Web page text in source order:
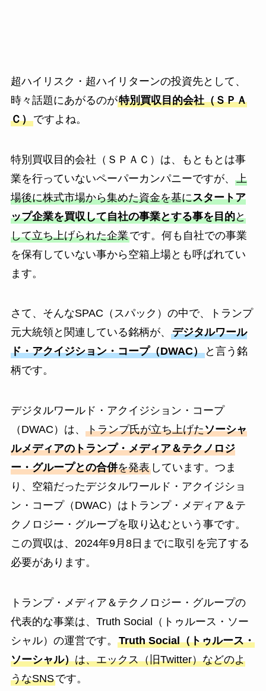
超ハイリスク・超ハイリターンの投資先として、
時々話題にあがるのが特別買収目的会社（ＳＰＡ
Ｃ）ですよね。
特別買収目的会社（ＳＰＡＣ）は、もともとは事
業を行っていないペーパーカンパニーですが、 上
場後に株式市場から集めた資金を基にスタートア
ップ企業を買収して自社の事業とする事を目的と
して立ち上げられた企業です。何も自社での事業
を保有していない事から空箱上場とも呼ばれてい
ます。
さて、そんなSPAC（スパック）の中で、トランプ
元大統領と関連している銘柄が、 デジタルワール
ド・アクイジション・コープ（DWAC）と言う銘
柄です。
デジタルワールド・アクイジション・コープ
（DWAC）は、 トランプ氏が立ち上げたソーシャ
ルメディアのトランプ・メディア＆テクノロジ
ー・グループとの合併を発表しています。つま
り、空箱だったデジタルワールド・アクイジショ
ン・コープ（DWAC）はトランプ・メディア＆テ
クノロジー・グループを取り込むという事です。
この買収は、2024年9月8日までに取引を完了する
必要があります。
トランプ・メディア＆テクノロジー・グループの
代表的な事業は、Truth Social（トゥルース・ソー
シャル）の運営です。 Truth Social（トゥルース・
ソーシャル）は、エックス（旧Twitter）などのよ
うなSNSです。